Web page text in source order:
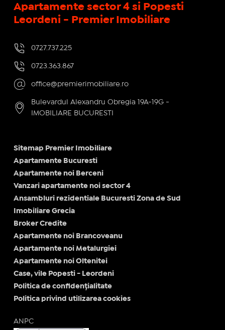
Apartamente sector 4 si Popesti
Leordeni - Premier Imobiliare
0727.737.225
0723.363.867
office@premierimobiliare.ro
Bulevardul Alexandru Obregia 19A-19G -
IMOBILIARE BUCURESTI
Sitemap Premier Imobiliare
Apartamente Bucuresti
Apartamente noi Berceni
Vanzari apartamente noi sector 4
Ansambluri rezidentiale Bucuresti Zona de Sud
Imobiliare Grecia
Broker Credite
Apartamente noi Brancoveanu
Apartamente noi Metalurgiei
Apartamente noi Oltenitei
Case, vile Popesti - Leordeni
Politica de confidențialitate
Politica privind utilizarea cookies
ANPC